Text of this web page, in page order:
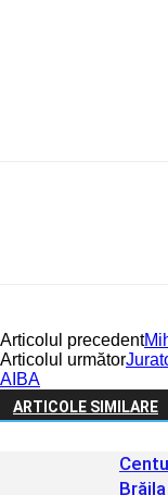
Articolul precedent
Articolul următor
AIBA
ARTICOLE SIMILARE
Brăila